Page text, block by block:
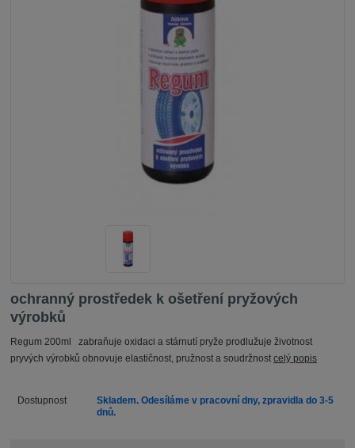
ochranný prostředek k ošetření pryžových
výrobků
Regum 200ml zabraňuje oxidaci a stárnutí pryže prodlužuje životnost
pryvých výrobků obnovuje elastičnost, pružnost a soudržnostcelý popis
Dostupnost
Skladem. Odesíláme v pracovní dny, zpravidla do 3-5
dnů.